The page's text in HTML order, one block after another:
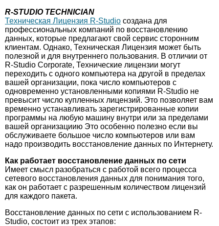
R-STUDIO TECHNICIAN
Техническая Лицензия R-Studio создана для
профессиональных компаний по восстановлению
данных, которые предлагают свой сервис сторонним
клиентам. Однако, Техническая Лицензия может быть
полезной и для внутреннего пользования. В отличии от
R-Studio Corporate, Технические лицензии могут
переходить с одного компьютера на другой в пределах
вашей организации, пока число компьютеров с
одновременно установленными копиями R-Studio не
превысит число купленных лицензий. Это позволяет вам
временно устанавливать зарегистрированные копии
программы на любую машину внутри или за пределами
вашей организациию Это особенно полезно если вы
обслуживаете большое число компьютеров или вам
надо производить восстановление данных по Интернету.
Как работает восстановление данных по сети
Имеет смысл разобраться с работой всего процесса
сетевого восстановления данных для понимания того,
как он работает с разрешенным количеством лицензий
для каждого пакета.
Восстановление данных по сети с использованием R-
Studio, состоит из трех этапов: